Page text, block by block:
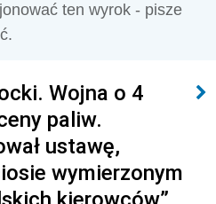
ten wyrok - pisze
Wojna o 4
paliw.
ustawę,
wymierzonym